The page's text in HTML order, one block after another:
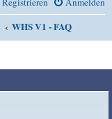
WHS V1 - FAQ